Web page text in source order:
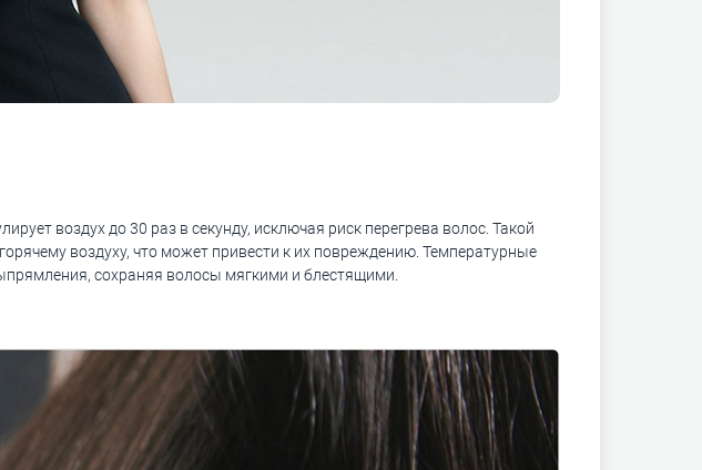
воздух до 30 раз в секунду, исключая риск перегрева волос. Такой
воздуху, что может привести к их повреждению. Температурные
сохраняя волосы мягкими и блестящими.